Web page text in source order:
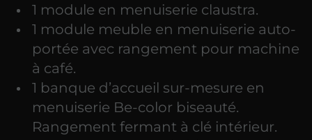
1 module en menuiserie claustra.
1 module meuble en menuiserie auto-
portée avec rangement pour machine
à café.
1 banque d’accueil sur-mesure en
menuiserie Be-color biseauté.
Rangement fermant à clé intérieur.